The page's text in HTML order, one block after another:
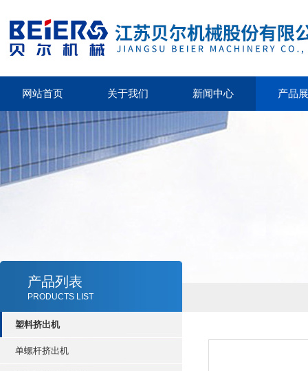
网站首页 关于我们 新闻中心 产品
产品列表
PRODUCTS LIST
塑料挤出机
单螺杆挤出机